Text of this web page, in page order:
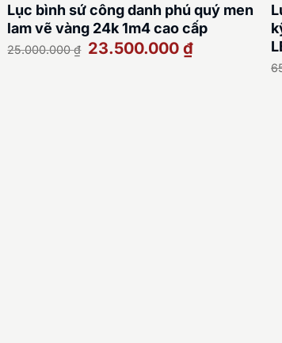
Lục bình sứ công danh phú quý men
lam vẽ vàng 24k 1m4 cao cấp
25.000.000₫ Giá
gốc
23.500.000 ₫Giá
hiện